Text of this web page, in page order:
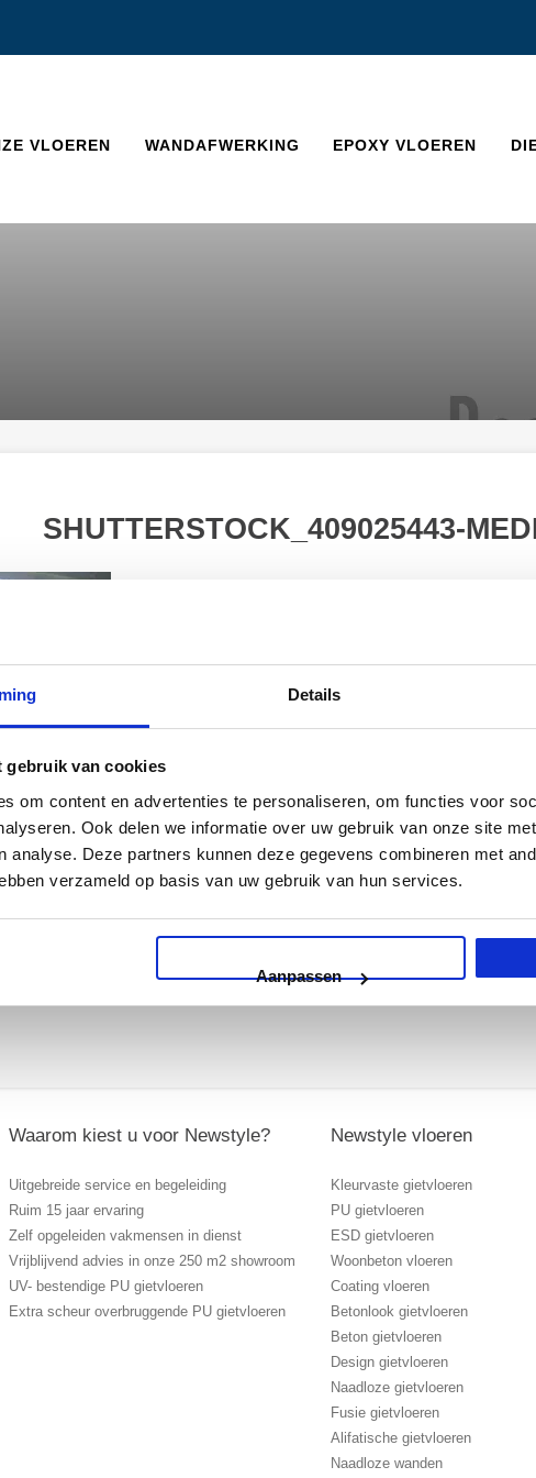
Details
gebruik van cookies
om content en advertenties te personaliseren, om functies voor
Ook delen we informatie over uw gebruik van onze site
analyse. Deze partners kunnen deze gegevens combineren met
verzameld op basis van uw gebruik van hun services.
Aanpassen
VLOEREN WANDAFWERKING EPOXY VLOEREN
SHUTTERSTOCK_409025443-
Waarom kiest u voor Newstyle?
Uitgebreide service en begeleiding
Ruim 15 jaar ervaring
Zelf opgeleiden vakmensen in dienst
Vrijblijvend advies in onze 250 m2 showroom
UV- bestendige PU gietvloeren
Extra scheur overbruggende PU gietvloeren
Newstyle vloeren
Kleurvaste gietvloeren
PU gietvloeren
ESD gietvloeren
Woonbeton vloeren
Coating vloeren
Betonlook gietvloeren
Beton gietvloeren
Design gietvloeren
Naadloze gietvloeren
Fusie gietvloeren
Alifatische gietvloeren
Naadloze wanden